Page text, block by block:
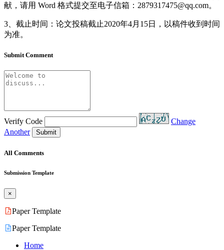
献，请用 Word 格式提交至电子信箱：2879317475@qq.com。
3、截止时间：论文投稿截止2020年4月15日，以稿件收到时间
为准。
Submit Comment
Verify Code
Change
Another
Submit
All Comments
Submission Template
×
Paper Template
Paper Template
Home